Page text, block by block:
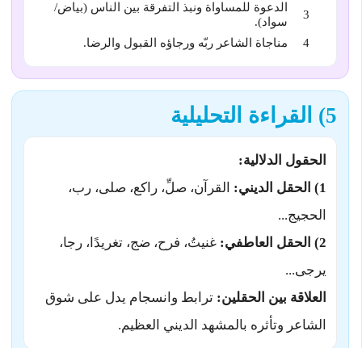
الدعوة للمساواة ونبذ التفرقة بين الناس (بياض/
سواد).
مناجاة الشاعر ربّه ورجاؤه القبول والرضا.
5) القراءة التحليلية
الحقول الدلالية:
1) الحقل الديني:
القرآن، صلِّ، راكع، صلى، رب،
الحجيج...
2) الحقل العاطفي:
غنيتُ، فرح، ضج، تغريدًا، رجا،
يرجى...
العلاقة بين الحقلين: ترابط وانسجام يدل على شوق
الشاعر وتأثره بالمشهد الديني العظيم.